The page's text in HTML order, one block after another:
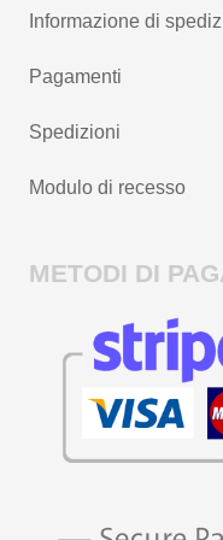
Informazione di
Pagamenti
Spedizioni
Modulo di recesso
METODI DI